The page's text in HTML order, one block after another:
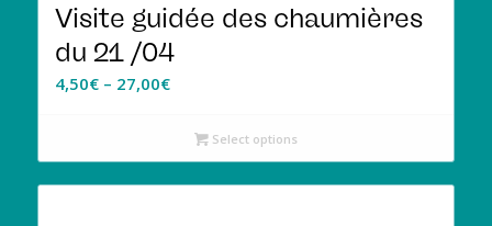
Visite guidée des chaumières
du 21 /04
4,50€– 27,00€
Select options